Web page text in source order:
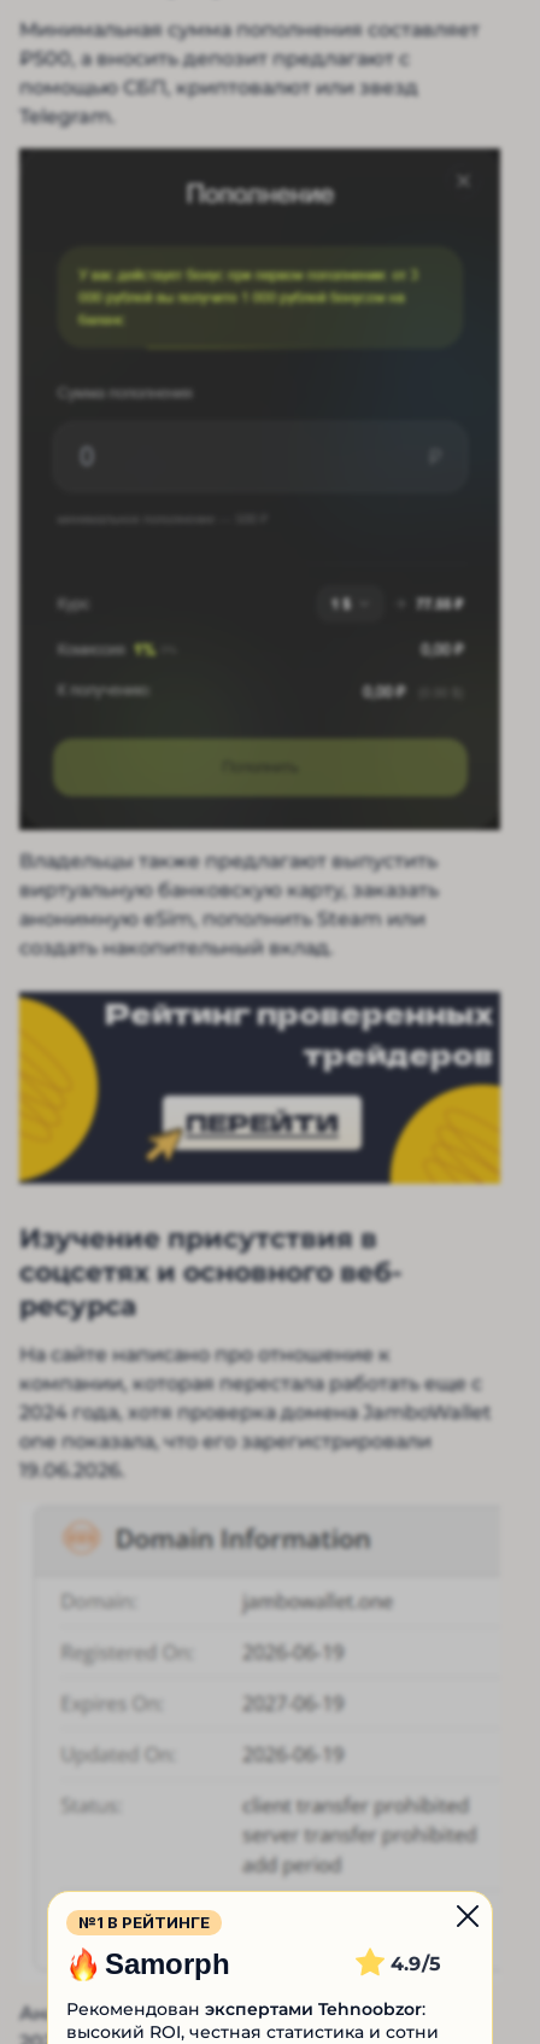
Минимальная сумма пополнения составляет
₽500, а вносить депозит предлагают с
помощью СБП, криптовалют или звезд
Telegram.
Владельцы также предлагают выпустить
виртуальную банковскую карту, заказать
анонимную eSim, пополнить Steam или
создать накопительный вклад.
Рейтинг проверенных
трейдеров
ПЕРЕЙТИ
Изучение присутствия в
соцсетях и основного веб-
ресурса
На сайте написано про отношение к
компании, которая перестала работать еще с
2024 года, хотя проверка домена JamboWallet
one показала, что его зарегистрировали
19.06.2026.
Анализ проводился в последние дни июня
№1 В РЕЙТИНГЕ
Samorph 4.9
Рекомендован экспертами Tehnoobzor:
высокий ROI, честная статистика и сотни